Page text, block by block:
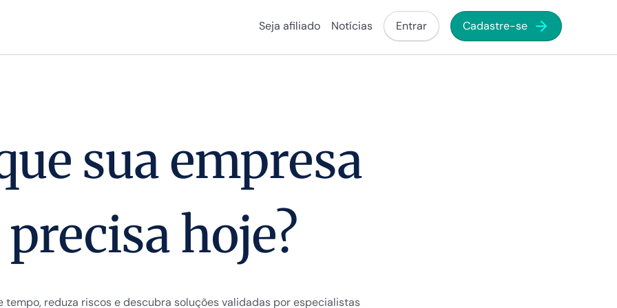
Seja afiliado Notícias Entrar Cadastre-se
sua empresa
precisa hoje?
tempo, reduza riscos e descubra soluções validadas por especialistas